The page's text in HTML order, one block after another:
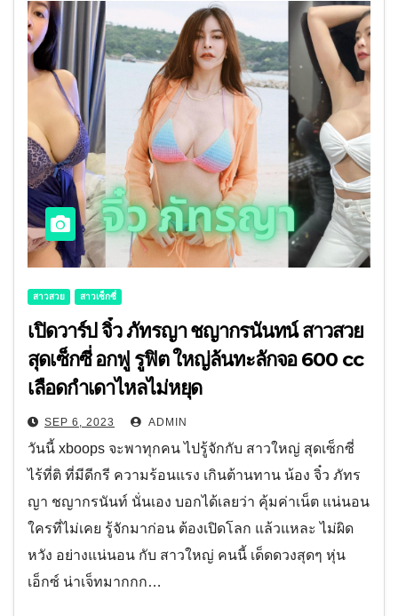
สาวสวย สาวเซ็กซี่
เปิดวาร์ป จิ๋ว ภัทรญา ชญากรนันทน์ สาวสวย
สุดเซ็กซี่ อกฟู รูฟิต ใหญ่ล้นทะลักจอ 600 cc
เลือดกำเดาไหลไม่หยุด
SEP 6, 2023 ADMIN
วันนี้ xboops จะพาทุกคน ไปรู้จักกับ สาวใหญ่ สุดเซ็กซี่
ไร้ที่ติ ที่มีดีกรี ความร้อนแรง เกินต้านทาน น้อง จิ๋ว ภัทร
ญา ชญากรนันท์ นั่นเอง บอกได้เลยว่า คุ้มค่าเน็ต แน่นอน
ใครที่ไม่เคย รู้จักมาก่อน ต้องเปิดโลก แล้วแหละ ไม่ผิด
หวัง อย่างแน่นอน กับ สาวใหญ่ คนนี้ เด็ดดวงสุดๆ หุ่น
เอ็กซ์ น่าเจ็ทมากกก…